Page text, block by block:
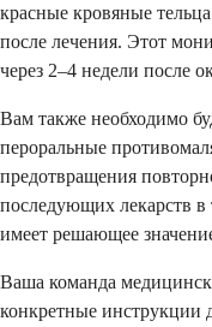
красные кровяные
после лечения. Этот
через 2–4 недели после
Вам также необходимо
пероральные
предотвращения
последующих лекарств в
имеет решающее
Ваша команда
конкретные инструкции